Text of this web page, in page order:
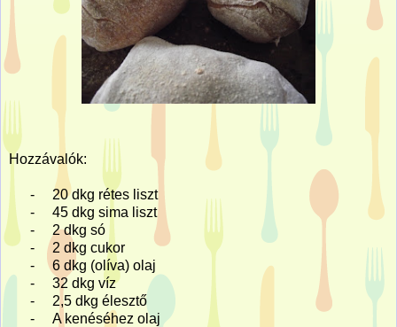
Hozzávalók:
-
20 dkg rétes liszt
-
45 dkg sima liszt
-
2 dkg só
-
2 dkg cukor
-
6 dkg (olíva) olaj
-
32 dkg víz
-
2,5 dkg élesztő
-
A kenéséhez olaj